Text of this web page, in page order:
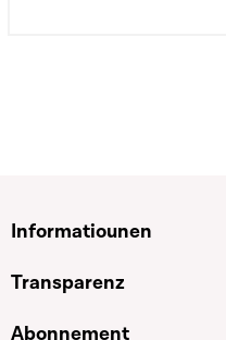
Informatiounen
Transparenz
Abonnement